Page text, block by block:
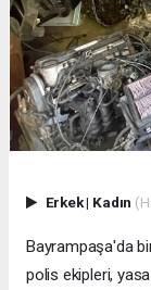
Erkek| Kadın
Bayrampaşa'da
polis ekipleri,